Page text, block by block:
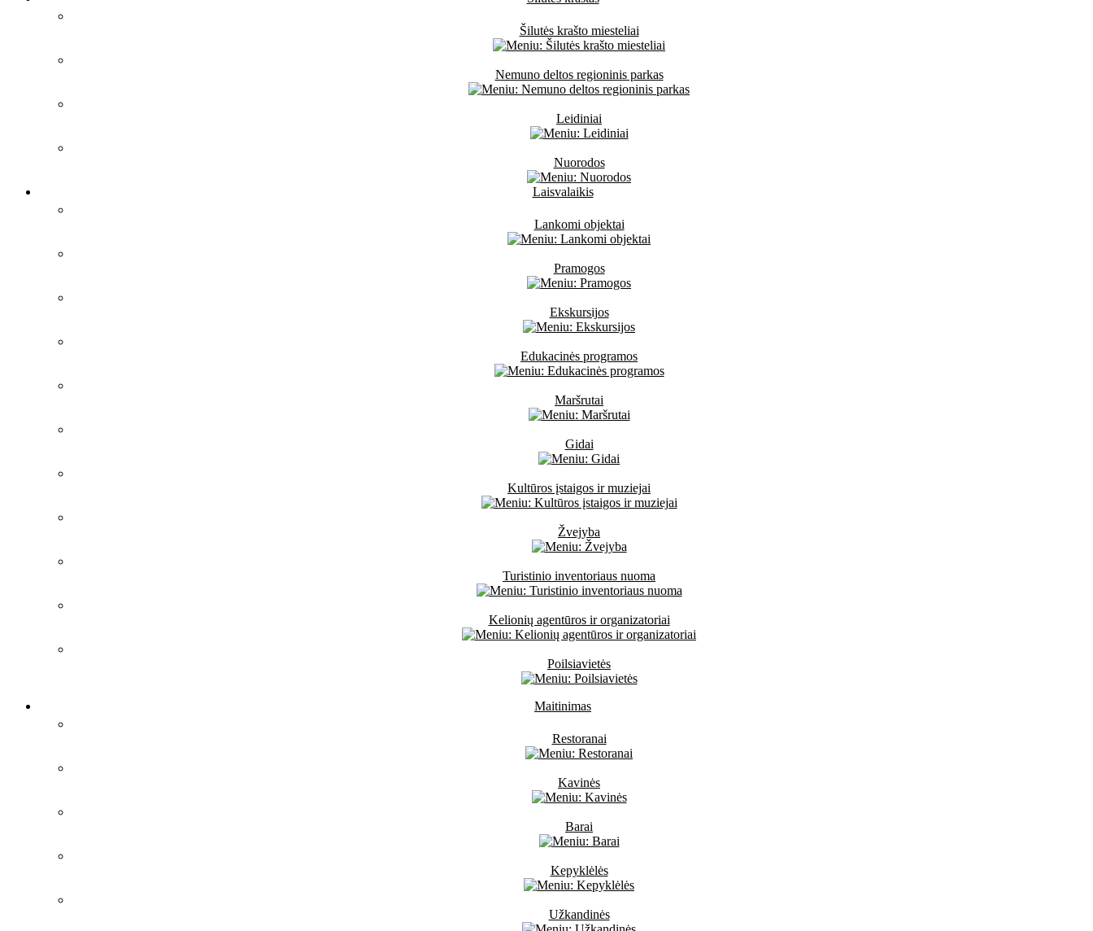
Šilutės krašto miesteliai
Nemuno deltos regioninis parkas
Leidiniai
Nuorodos
Laisvalaikis
Lankomi objektai
Pramogos
Ekskursijos
Edukacinės programos
Maršrutai
Gidai
Kultūros įstaigos ir muziejai
Žvejyba
Turistinio inventoriaus nuoma
Kelionių agentūros ir organizatoriai
Poilsiavietės
Maitinimas
Restoranai
Kavinės
Barai
Kepyklėlės
Užkandinės